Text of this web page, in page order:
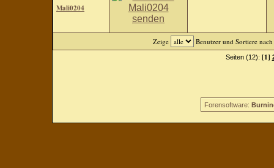
Mali0204
Zeige Benutzer und Sortiere nach
Seiten (12): [1]
Forensoftware: